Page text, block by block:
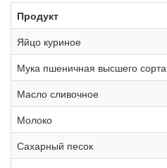
Продукт
Яйцо куриное
Мука пшеничная высшего сорта
Масло сливочное
Молоко
Сахарный песок